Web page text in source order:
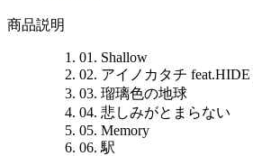
商品説明
01. Shallow
02. アイノカタチ feat.HIDE
03. 瑠璃色の地球
04. 悲しみがとまらない
05. Memory
06. 駅